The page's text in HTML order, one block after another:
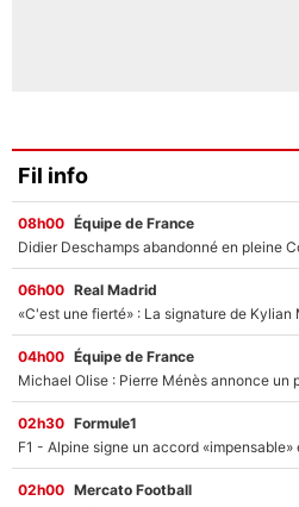
Fil info
08h00 Équipe de France
06h00 Real Madrid
04h00 Équipe de France
02h30 Formule1
02h00 Mercato Football